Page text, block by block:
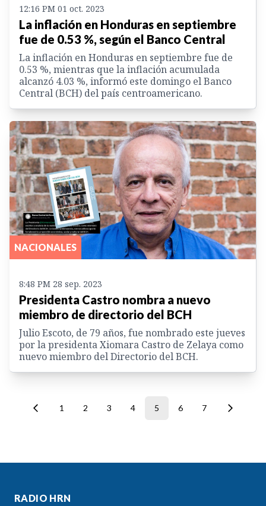
12:16 PM 01 oct. 2023
La inflación en Honduras en septiembre
fue de 0.53 %, según el Banco Central
La inflación en Honduras en septiembre fue de
0.53 %, mientras que la inflación acumulada
alcanzó 4.03 %, informó este domingo el Banco
Central (BCH) del país centroamericano.
NACIONALES
8:48 PM 28 sep. 2023
Presidenta Castro nombra a nuevo
miembro de directorio del BCH
Julio Escoto, de 79 años, fue nombrado este jueves
por la presidenta Xiomara Castro de Zelaya como
nuevo miembro del Directorio del BCH.
1 2 3 4 5 6 7
RADIO HRN